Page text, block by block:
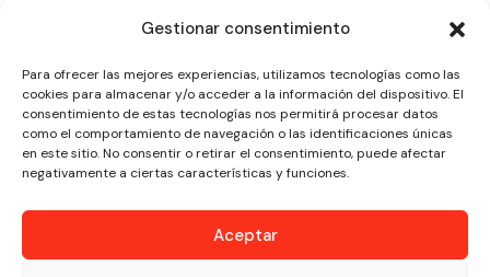
Gestionar consentimiento
Para ofrecer las mejores experiencias, utilizamos tecnologías como las
cookies para almacenar y/o acceder a la información del dispositivo. El
consentimiento de estas tecnologías nos permitirá procesar datos
como el comportamiento de navegación o las identificaciones únicas
en este sitio. No consentir o retirar el consentimiento, puede afectar
negativamente a ciertas características y funciones.
Aceptar